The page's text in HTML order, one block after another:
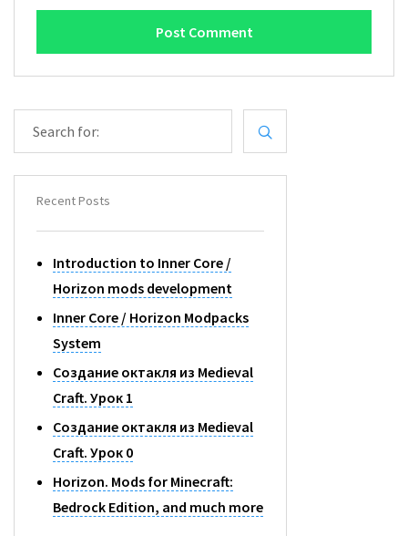
A
R
Recent Posts
Introduction to Inner Core /
Horizon mods development
Inner Core / Horizon Modpacks
System
Создание октакля из Medieval
Craft. Урок 1
Создание октакля из Medieval
Craft. Урок 0
Horizon. Mods for Minecraft:
Bedrock Edition, and much more